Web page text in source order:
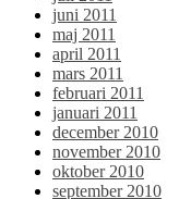
juni 2011
maj 2011
april 2011
mars 2011
februari 2011
januari 2011
december 2010
november 2010
oktober 2010
september 2010